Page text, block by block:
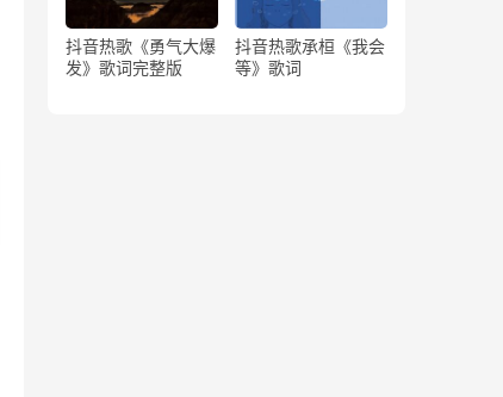
抖音热歌《勇气大爆
发》歌词完整版
抖音热歌承桓《我会
等》歌词